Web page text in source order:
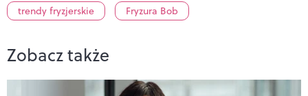
trendy fryzjerskie
Fryzura Bob
Zobacz także